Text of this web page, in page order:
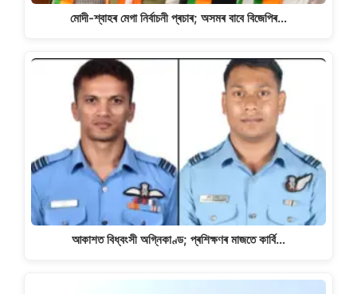
মোদী-শ্বাহৰ মেগা নিৰ্বাচনী প্ৰচাৰ; অসমৰ বাবে বিজেপিৰ…
আকাশত বিধ্বংসী অগ্নিকাণ্ড; প্ৰশিক্ষণৰ মাজতে কাৰ্বি…